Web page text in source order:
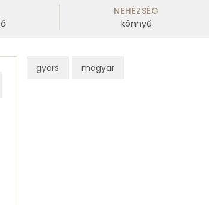
NEHÉZSÉG
könnyű
gyors magyar